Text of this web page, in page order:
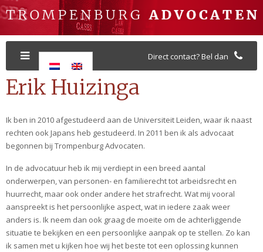
Direct contact? Bel dan
Erik Huizinga
Ik ben in 2010 afgestudeerd aan de Universiteit Leiden, waar ik naast
rechten ook Japans heb gestudeerd. In 2011 ben ik als advocaat
begonnen bij Trompenburg Advocaten.
In de advocatuur heb ik mij verdiept in een breed aantal
onderwerpen, van personen- en familierecht tot arbeidsrecht en
huurrecht, maar ook onder andere het strafrecht. Wat mij vooral
aanspreekt is het persoonlijke aspect, wat in iedere zaak weer
anders is. Ik neem dan ook graag de moeite om de achterliggende
situatie te bekijken en een persoonlijke aanpak op te stellen. Zo kan
ik samen met u kijken hoe wij het beste tot een oplossing kunnen